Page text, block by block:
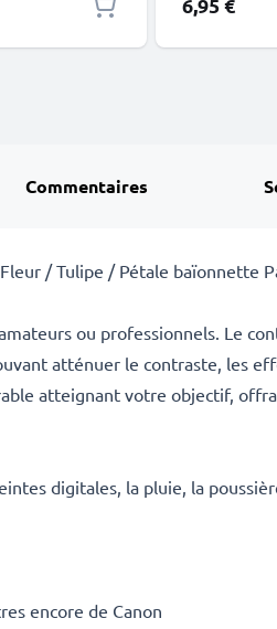
Commentaires
/ Tulipe / Pétale baïonnette
ou professionnels. Le
atténuer le contraste, les
atteignant votre objectif,
digitales, la pluie, la
encore de Canon